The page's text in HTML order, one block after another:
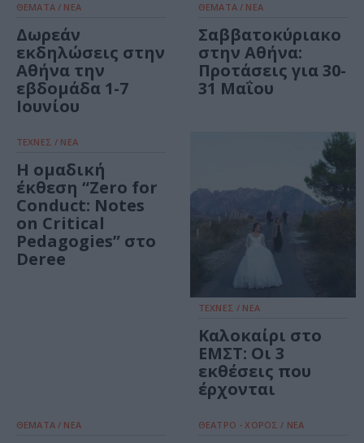
ΘΕΜΑΤΑ / ΝΕΑ
Δωρεάν
εκδηλώσεις στην
Αθήνα την
εβδομάδα 1-7
Ιουνίου
ΘΕΜΑΤΑ / ΝΕΑ
Σαββατοκύριακο
στην Αθήνα:
Προτάσεις για 30-
31 Μαΐου
ΤΕΧΝΕΣ / ΝΕΑ
Η ομαδική
έκθεση “Zero for
Conduct: Notes
on Critical
Pedagogies” στο
Deree
ΤΕΧΝΕΣ / ΝΕΑ
Καλοκαίρι στο
ΕΜΣΤ: Οι 3
εκθέσεις που
έρχονται
ΘΕΜΑΤΑ / ΝΕΑ ΘΕΑΤΡΟ - ΧΟΡΟΣ / ΝΕΑ